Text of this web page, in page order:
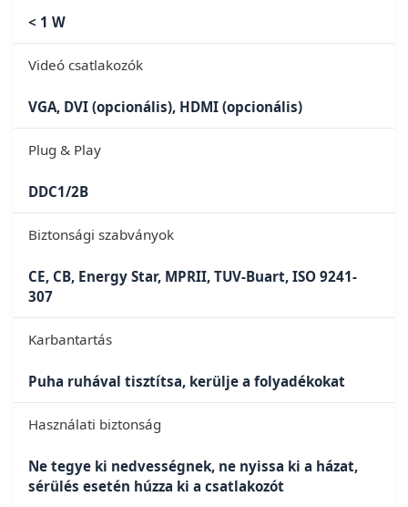
< 1 W
Videó csatlakozók
VGA, DVI (opcionális), HDMI (opcionális)
Plug & Play
DDC1/2B
Biztonsági szabványok
CE, CB, Energy Star, MPRII, TUV-Buart, ISO 9241-
307
Karbantartás
Puha ruhával tisztítsa, kerülje a folyadékokat
Használati biztonság
Ne tegye ki nedvességnek, ne nyissa ki a házat,
sérülés esetén húzza ki a csatlakozót